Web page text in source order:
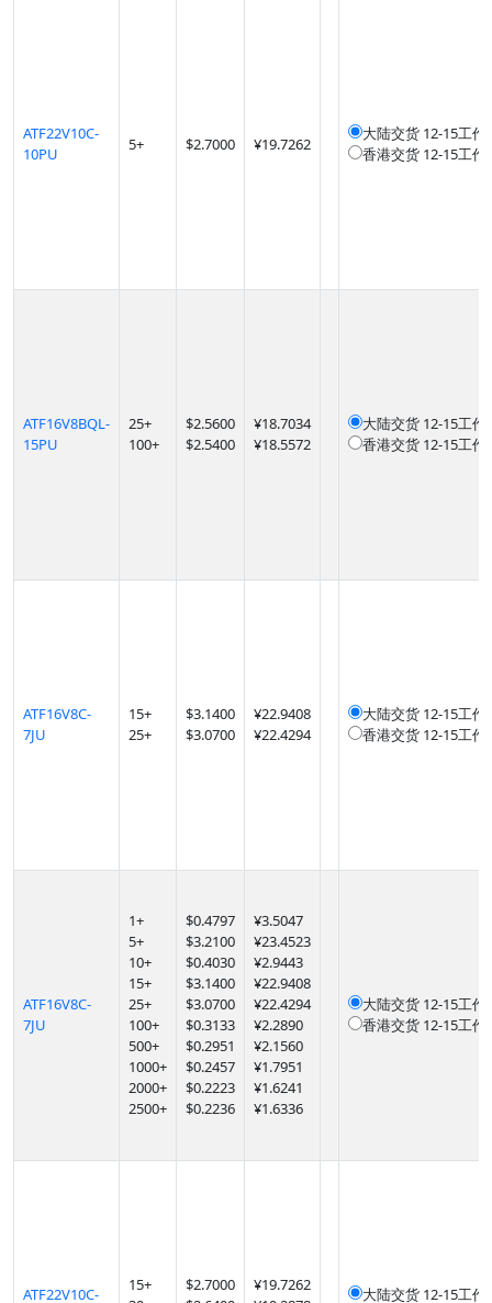
ATF22V10C-
10PU
5+ $2.7000 ¥19.7262
大陆交货 12-15工作
香港交货 12-15工作
ATF16V8BQL-
15PU
25+
100+
$2.5600
$2.5400
¥18.7034
¥18.5572
大陆交货 12-15工作
香港交货 12-15工作
ATF16V8C-
7JU
15+
25+
$3.1400
$3.0700
¥22.9408
¥22.4294
大陆交货 12-15工作
香港交货 12-15工作
ATF16V8C-
7JU
1+
5+
10+
15+
25+
100+
500+
1000+
2000+
2500+
$0.4797
$3.2100
$0.4030
$3.1400
$3.0700
$0.3133
$0.2951
$0.2457
$0.2223
$0.2236
¥3.5047
¥23.4523
¥2.9443
¥22.9408
¥22.4294
¥2.2890
¥2.1560
¥1.7951
¥1.6241
¥1.6336
大陆交货 12-15工作
香港交货 12-15工作
ATF22V10C-
15+
$2.7000
¥19.7262
大陆交货 12-15工作